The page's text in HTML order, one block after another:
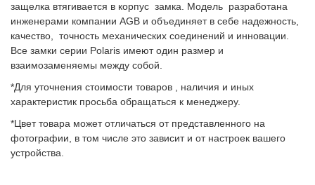
защелка втягивается в корпус замка. Модель разработана
инженерами компании AGB и объединяет в себе надежность,
качество, точность механических соединений и инновации.
Все замки серии Polaris имеют один размер и
взаимозаменяемы между собой.
*Для уточнения стоимости товаров , наличия и иных
характеристик просьба обращаться к менеджеру.
*Цвет товара может отличаться от представленного на
фотографии, в том числе это зависит и от настроек вашего
устройства.